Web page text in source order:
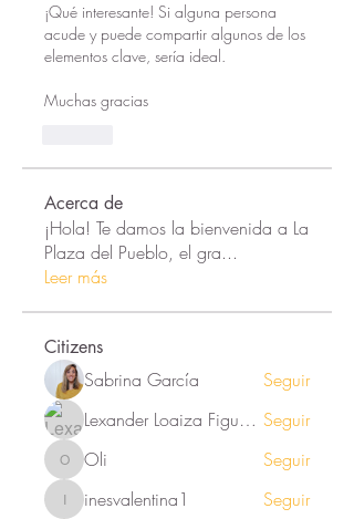
¡Qué interesante! Si alguna persona
acude y puede compartir algunos de los
elementos clave, sería ideal.
Muchas gracias
Acerca de
¡Hola! Te damos la bienvenida a La
Plaza del Pueblo, el gra...
Leer más
Citizens
Sabrina García
Seguir
Lexander Loaiza Figueroa Seguir
Oli Oli Seguir
inesvalentina1
inesvalentina1
Seguir